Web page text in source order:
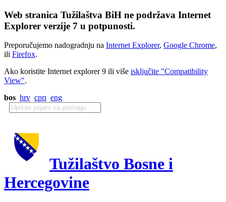
Web stranica Tužilaštva BiH ne podržava Internet
Explorer verzije 7 u potpunosti.
Preporučujemo nadogradnju na Internet Explorer, Google Chrome,
ili Firefox.
Ako koristite Internet explorer 9 ili više isključite "Compatibility
View".
bos hrv срп eng
Tužilaštvo Bosne i
Hercegovine